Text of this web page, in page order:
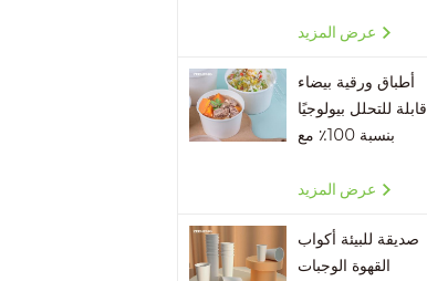
عرض المزيد
أطباق ورقية بيضاء
قابلة للتحلل بيولوجيًا
بنسبة 100٪ مع
عرض المزيد
صديقة للبيئة أكواب
القهوة الوجبات